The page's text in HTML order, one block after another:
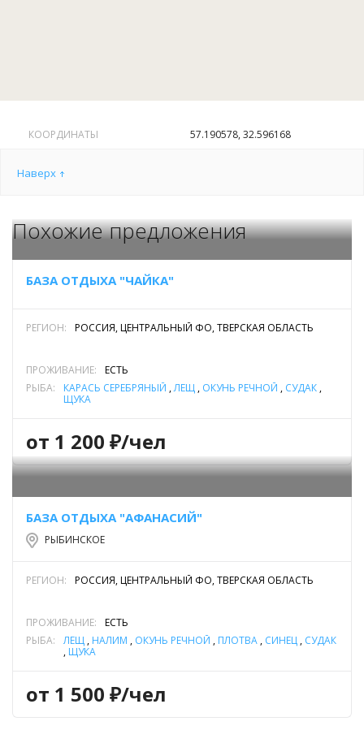
КООРДИНАТЫ 57.190578, 32.596168
Наверх
Похожие предложения
БАЗА ОТДЫХА "ЧАЙКА"
РЕГИОН: РОССИЯ, ЦЕНТРАЛЬНЫЙ ФО, ТВЕРСКАЯ ОБЛАСТЬ
ПРОЖИВАНИЕ:
ЕСТЬ
РЫБА:
КАРАСЬ СЕРЕБРЯНЫЙ ,ЛЕЩ , ОКУНЬ РЕЧНОЙ , СУДАК ,
ЩУКА
от 1 200 ₽/чел
БАЗА ОТДЫХА "АФАНАСИЙ"
РЫБИНСКОЕ
РЕГИОН: РОССИЯ, ЦЕНТРАЛЬНЫЙ ФО, ТВЕРСКАЯ ОБЛАСТЬ
ПРОЖИВАНИЕ:
ЕСТЬ
РЫБА:
ЛЕЩ , НАЛИМ , ОКУНЬ РЕЧНОЙ , ПЛОТВА , СИНЕЦ , СУДАК
, ЩУКА
от 1 500 ₽/чел